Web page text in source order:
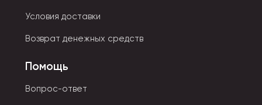
Условия доставки
Возврат денежных средств
Помощь
Вопрос-ответ